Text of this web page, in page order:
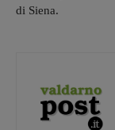
di Siena.